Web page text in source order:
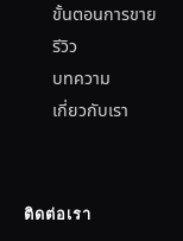
ขั้นตอนการขาย
รีวิว
บทความ
เกี่ยวกับเรา
ติดต่อเรา